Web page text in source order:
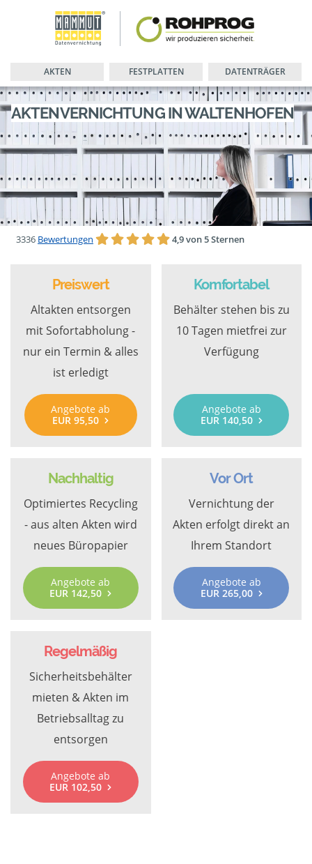
AKTEN FESTPLATTEN DATENTRÄGER
AKTENVERNICHTUNG IN WALTENHOFEN
3336 Bewertungen 4,9 von 5 Sternen
Preiswert
Altakten entsorgen
mit Sofortabholung -
nur ein Termin & alles
ist erledigt
Angebote ab
EUR 95,50
Komfortabel
Behälter stehen bis zu
10 Tagen mietfrei zur
Verfügung
Angebote ab
EUR 140,50
Nachhaltig
Optimiertes Recycling
- aus alten Akten wird
neues Büropapier
Angebote ab
EUR 142,50
Vor Ort
Vernichtung der
Akten erfolgt direkt an
Ihrem Standort
Angebote ab
EUR 265,00
Regelmäßig
Sicherheitsbehälter
mieten & Akten im
Betriebsalltag zu
entsorgen
Angebote ab
EUR 102,50